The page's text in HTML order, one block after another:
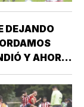
DEJANDO
Y AHORA
DEL
BAZÁN *ANA